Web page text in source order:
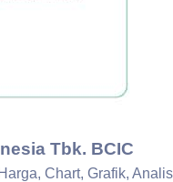
Tbk. BCIC
Chart, Grafik,